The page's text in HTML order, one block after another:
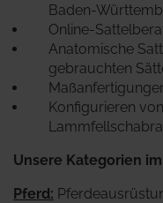
Baden-
Online-
Anatomische
gebrauchten
Konfigurieren von
Unsere Kategorien
Pferd: